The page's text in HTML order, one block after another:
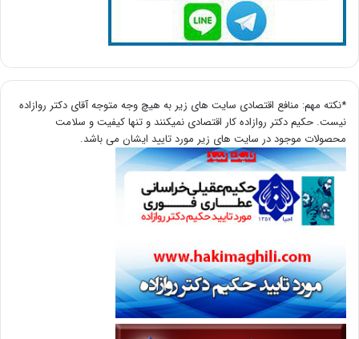
*نکته مهم: منافع اقتصادی سایت های زیر به هیچ وجه متوجه آقای دکتر روازاده
نیست. حکیم دکتر روازاده کار اقتصادی نمیکنند و تنها کیفیت و سلامت
محصولات موجود در سایت های زیر مورد تایید ایشان می باشد.